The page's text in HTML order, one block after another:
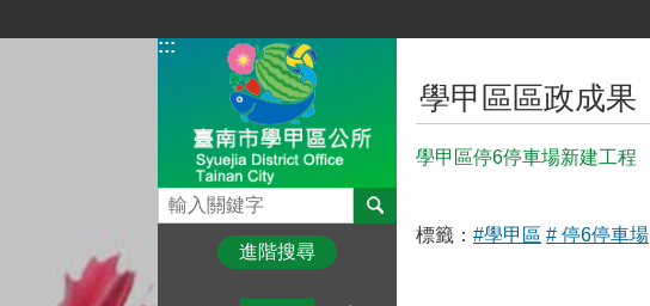
:::
搜尋
進階搜尋
學甲區區政成果
學甲區停6停車場新建工程
標籤： #學甲區 # 停6停車場